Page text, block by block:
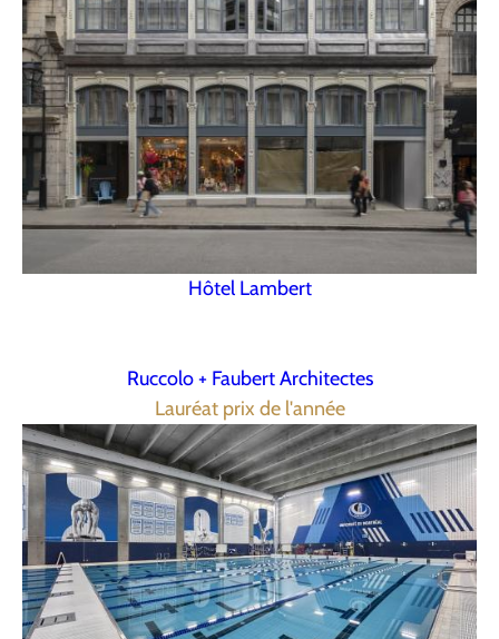
Hôtel Lambert
Ruccolo + Faubert Architectes
Lauréat prix de l'année